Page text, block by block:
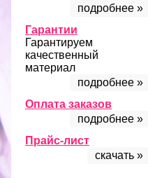
подробнее »
Гарантии
Гарантируем
качественный
материал
подробнее »
Оплата заказов
подробнее »
Прайс-лист
скачать »